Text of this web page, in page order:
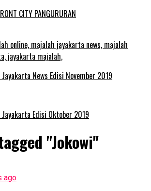
CITY PANGURURAN
News Edisi November 2019
Edisi Oktober 2019
"Jokowi"
ago